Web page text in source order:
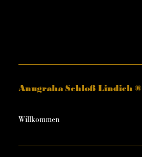
Anugraha Schloß Lindich ®
Willkommen